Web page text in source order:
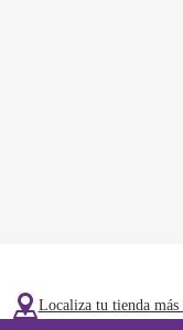
Localiza tu tienda más